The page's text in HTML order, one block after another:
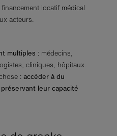
locatif médical
acteurs.
multiples : médecins,
cliniques, hôpitaux.
:accéder à du
leur capacité